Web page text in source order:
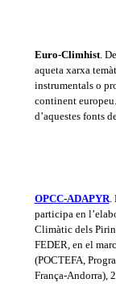
Euro-Climhist.
aqueta xarxa
instrumentals o
continent
d’aquestes fonts
OPCC-ADAPYR.
participa en
Climàtic dels
FEDER, en el
(POCTEFA,
França-Andorra),